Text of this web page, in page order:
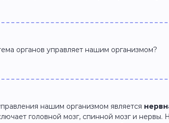
органов управляет нашим организмом?
нашим организмом является
головной мозг, спинной мозг и нервы.